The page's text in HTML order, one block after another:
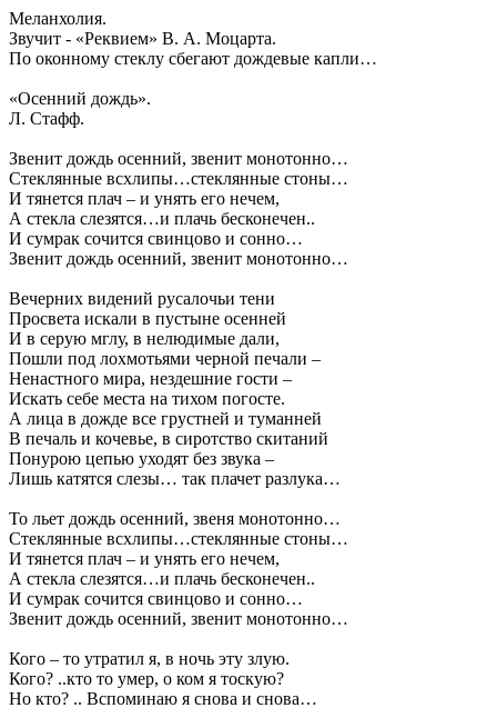
Меланхолия.
Звучит - «Реквием» В. А. Моцарта.
По оконному стеклу сбегают дождевые капли…
«Осенний дождь».
Л. Стафф.
Звенит дождь осенний, звенит монотонно…
Стеклянные всхлипы…стеклянные стоны…
И тянется плач – и унять его нечем,
А стекла слезятся…и плачь бесконечен..
И сумрак сочится свинцово и сонно…
Звенит дождь осенний, звенит монотонно…
Вечерних видений русалочьи тени
Просвета искали в пустыне осенней
И в серую мглу, в нелюдимые дали,
Пошли под лохмотьями черной печали –
Ненастного мира, нездешние гости –
Искать себе места на тихом погосте.
А лица в дожде все грустней и туманней
В печаль и кочевье, в сиротство скитаний
Понурою цепью уходят без звука –
Лишь катятся слезы… так плачет разлука…
То льет дождь осенний, звеня монотонно…
Стеклянные всхлипы…стеклянные стоны…
И тянется плач – и унять его нечем,
А стекла слезятся…и плачь бесконечен..
И сумрак сочится свинцово и сонно…
Звенит дождь осенний, звенит монотонно…
Кого – то утратил я, в ночь эту злую.
Кого? ..кто то умер, о ком я тоскую?
Но кто? .. Вспоминаю я снова и снова…